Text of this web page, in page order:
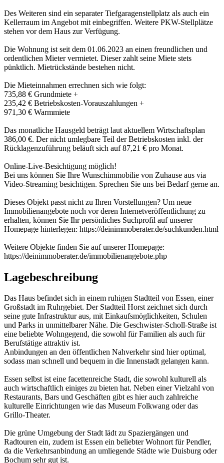
Des Weiteren sind ein separater Tiefgaragenstellplatz als auch ein
Kellerraum im Angebot mit einbegriffen. Weitere PKW-Stellplätze
stehen vor dem Haus zur Verfügung.
Die Wohnung ist seit dem 01.06.2023 an einen freundlichen und
ordentlichen Mieter vermietet. Dieser zahlt seine Miete stets
pünktlich. Mietrückstände bestehen nicht.
Die Mieteinnahmen errechnen sich wie folgt:
735,88 € Grundmiete +
235,42 € Betriebskosten-Vorauszahlungen +
971,30 € Warmmiete
Das monatliche Hausgeld beträgt laut aktuellem Wirtschaftsplan
386,00 €. Der nicht umlegbare Teil der Betriebskosten inkl. der
Rücklagenzuführung beläuft sich auf 87,21 € pro Monat.
Online-Live-Besichtigung möglich!
Bei uns können Sie Ihre Wunschimmobilie von Zuhause aus via
Video-Streaming besichtigen. Sprechen Sie uns bei Bedarf gerne an.
Dieses Objekt passt nicht zu Ihren Vorstellungen? Um neue
Immobilienangebote noch vor deren Internetveröffentlichung zu
erhalten, können Sie Ihr persönliches Suchprofil auf unserer
Homepage hinterlegen: https://deinimmoberater.de/suchkunden.html
Weitere Objekte finden Sie auf unserer Homepage:
https://deinimmoberater.de/immobilienangebote.php
Lagebeschreibung
Das Haus befindet sich in einem ruhigen Stadtteil von Essen, einer
Großstadt im Ruhrgebiet. Der Stadtteil Horst zeichnet sich durch
seine gute Infrastruktur aus, mit Einkaufsmöglichkeiten, Schulen
und Parks in unmittelbarer Nähe. Die Geschwister-Scholl-Straße ist
eine beliebte Wohngegend, die sowohl für Familien als auch für
Berufstätige attraktiv ist.
Anbindungen an den öffentlichen Nahverkehr sind hier optimal,
sodass man schnell und bequem in die Innenstadt gelangen kann.
Essen selbst ist eine facettenreiche Stadt, die sowohl kulturell als
auch wirtschaftlich einiges zu bieten hat. Neben einer Vielzahl von
Restaurants, Bars und Geschäften gibt es hier auch zahlreiche
kulturelle Einrichtungen wie das Museum Folkwang oder das
Grillo-Theater.
Die grüne Umgebung der Stadt lädt zu Spaziergängen und
Radtouren ein, zudem ist Essen ein beliebter Wohnort für Pendler,
da die Verkehrsanbindung an umliegende Städte wie Duisburg oder
Bochum sehr gut ist.